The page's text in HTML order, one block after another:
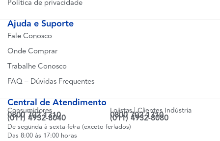
Política de privacidade
Ajuda e Suporte
Fale Conosco
Onde Comprar
Trabalhe Conosco
FAQ – Dúvidas Frequentes
Central de Atendimento
Consumidores
0800 702 1310
(011) 4932-8040
Lojistas | Clientes Indústria
0800 702 1310
(011) 4932-8080
De segunda à sexta-feira (exceto feriados)
Das 8:00 às 17:00 horas